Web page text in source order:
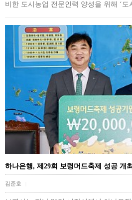
비한 도시농업 전문인력 양성을 위해 ‘
하나은행, 제29회 보령머드축제 성공 개
김준호